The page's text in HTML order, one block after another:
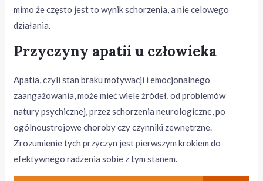
mimo że często jest to wynik schorzenia, a nie celowego
działania.
Przyczyny apatii u człowieka
Apatia, czyli stan braku motywacji i emocjonalnego
zaangażowania, może mieć wiele źródeł, od problemów
natury psychicznej, przez schorzenia neurologiczne, po
ogólnoustrojowe choroby czy czynniki zewnętrzne.
Zrozumienie tych przyczyn jest pierwszym krokiem do
efektywnego radzenia sobie z tym stanem.